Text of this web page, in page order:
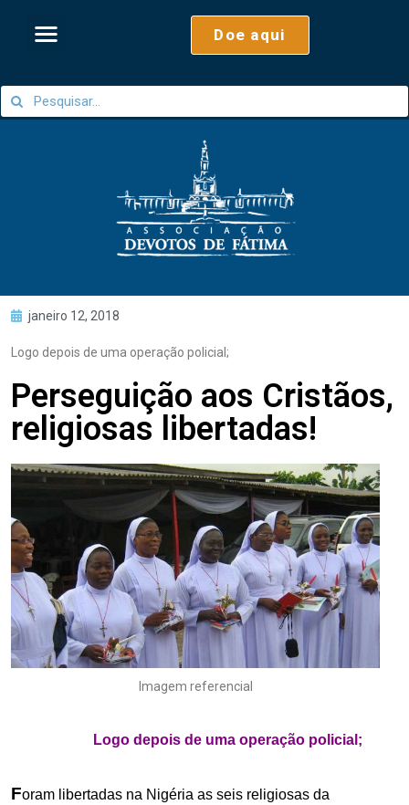
Doe aqui
janeiro 12, 2018
Logo depois de uma operação policial;
Perseguição aos Cristãos,
religiosas libertadas!
Imagem referencial
Logo depois de uma operação policial;
Foram libertadas na Nigéria as seis religiosas da